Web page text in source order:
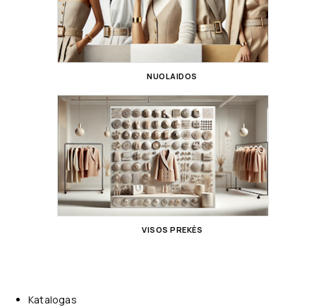
NUOLAIDOS
VISOS PREKĖS
Katalogas